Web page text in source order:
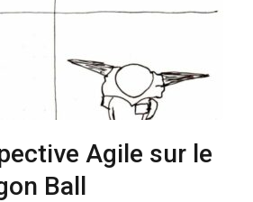
Agile sur le
Ball